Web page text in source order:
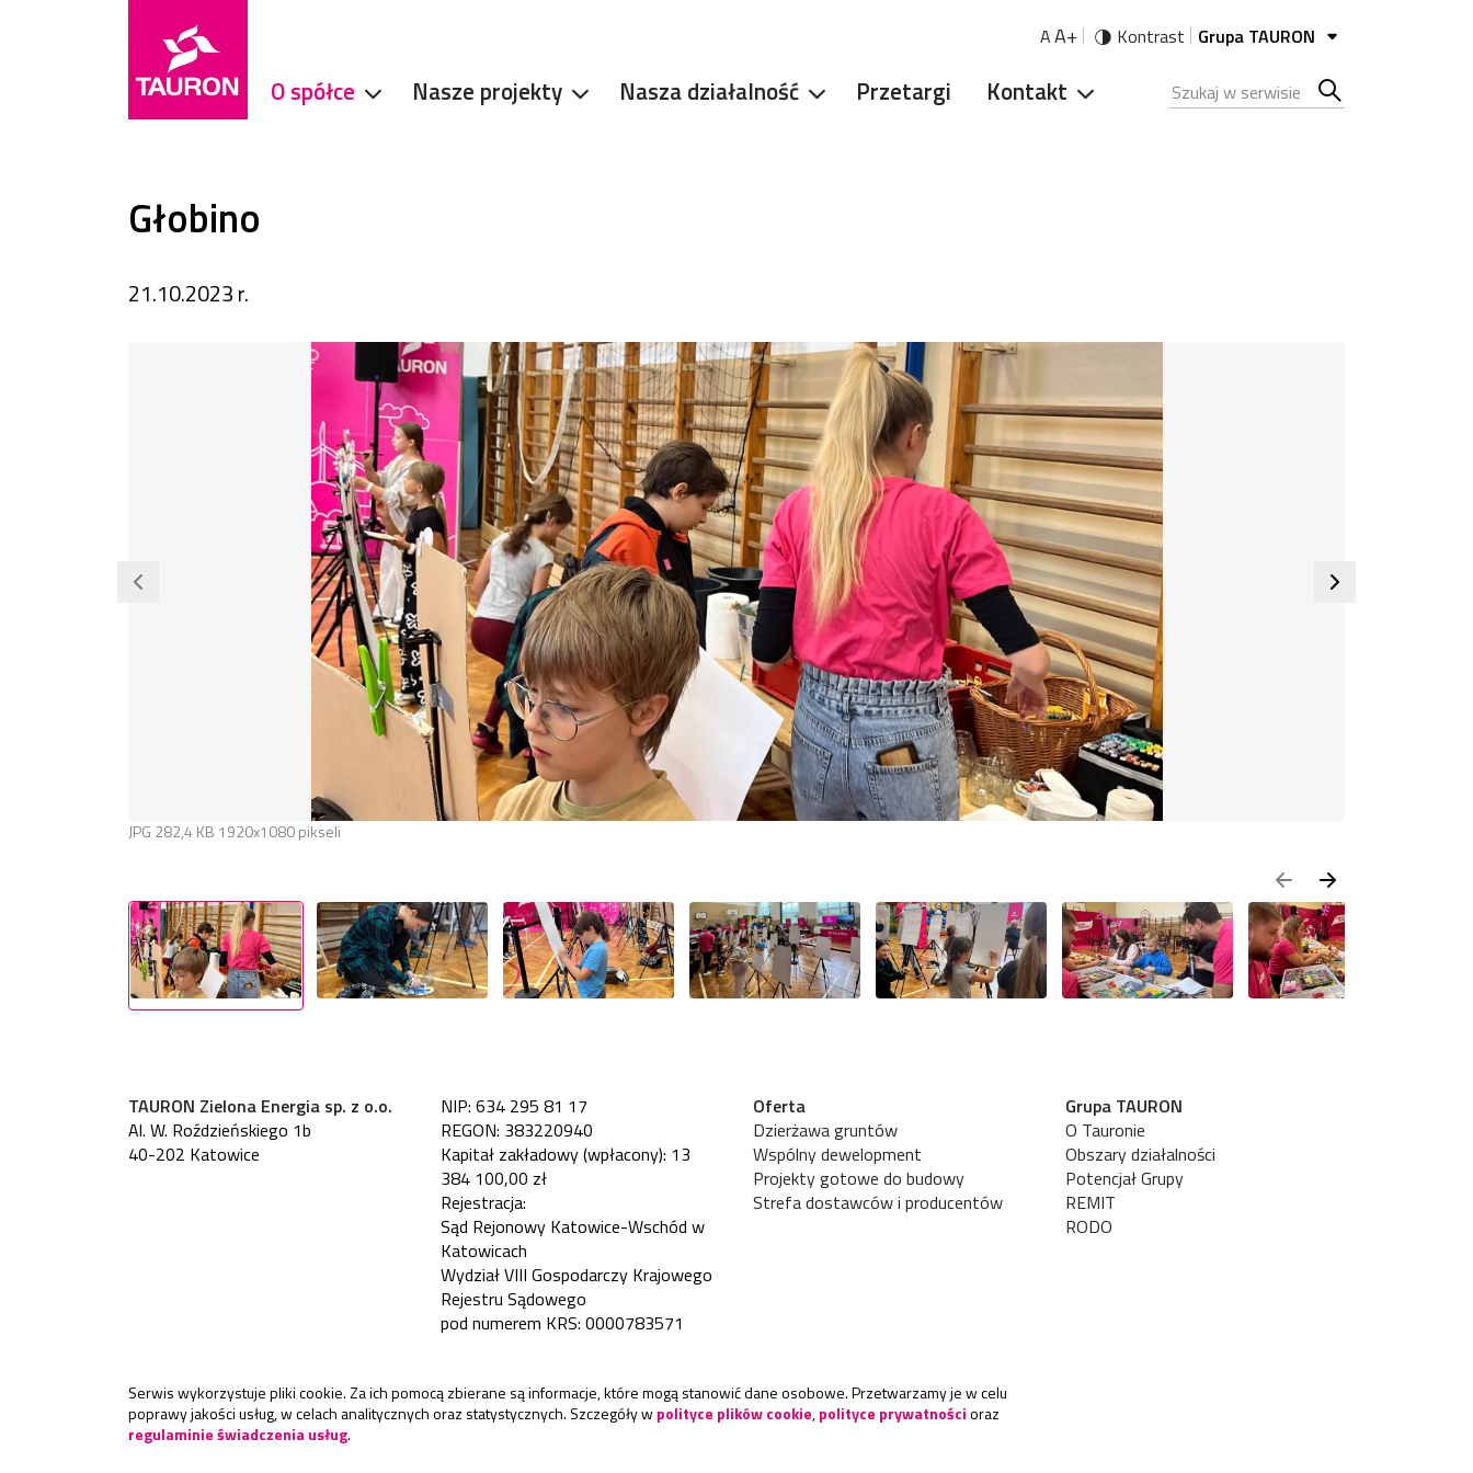
Szukana fraza
Grupa TAURON
O spółce Nasze projekty Nasza działalność Przetargi Kontakt
AA+ Kontrast
Głobino
21.10.2023 r.
JPG 282,4 KB 1920x1080 pikseli
1/ 15
TAURON Zielona Energia sp. z o.o.
Al. W. Roździeńskiego 1b
40-202 Katowice
NIP: 634 295 81 17
REGON: 383220940
Kapitał zakładowy (wpłacony): 13
384 100,00 zł
Rejestracja:
Sąd Rejonowy Katowice-Wschód w
Katowicach
Wydział VIII Gospodarczy Krajowego
Rejestru Sądowego
pod numerem KRS: 0000783571
Oferta
Dzierżawa gruntów
Wspólny dewelopment
Projekty gotowe do budowy
Strefa dostawców i producentów
Grupa TAURON
O Tauronie
Obszary działalności
Potencjał Grupy
REMIT
RODO
Serwis wykorzystuje pliki cookie. Za ich pomocą zbierane są informacje, które mogą stanowić dane osobowe. Przetwarzamy je w celu
poprawy jakości usług, w celach analitycznych oraz statystycznych. Szczegóły wpolityce plików cookie,polityce prywatnościoraz
regulaminie świadczenia usług.